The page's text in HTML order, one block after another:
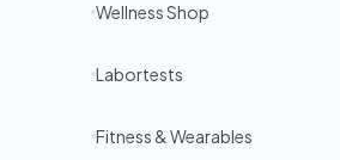
Wellness Shop
Labortests
Fitness & Wearables